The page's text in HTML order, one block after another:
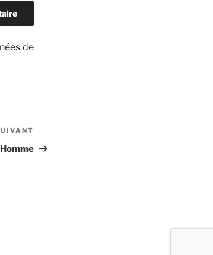
de
suivant